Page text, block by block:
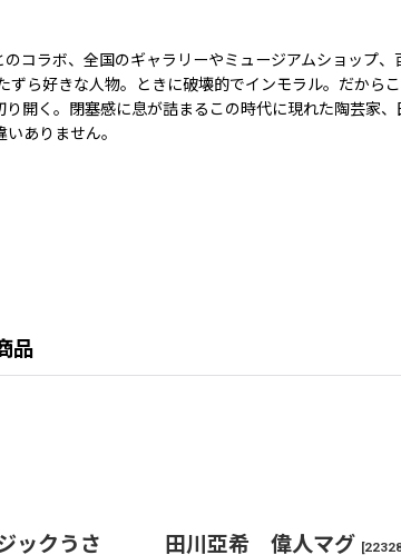
コラボ、全国のギャラリーやミュージアムショップ、
ら好きな人物。ときに破壊的でインモラル。だから
開く。閉塞感に息が詰まるこの時代に現れた陶芸家
ありません。
品
ックうさ
田川亞希 偉人マグ [